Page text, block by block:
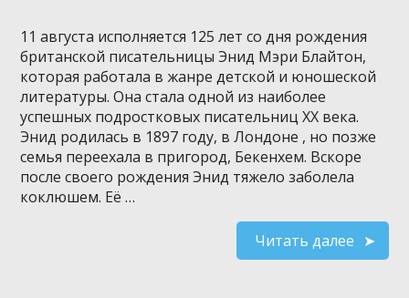
11 августа исполняется 125 лет со дня рождения
британской писательницы Энид Мэри Блайтон,
которая работала в жанре детской и юношеской
литературы. Она стала одной из наиболее
успешных подростковых писательниц XX века.
Энид родилась в 1897 году, в Лондоне , но позже
семья переехала в пригород, Бекенхем. Вскоре
после своего рождения Энид тяжело заболела
коклюшем. Её …
Читать далее